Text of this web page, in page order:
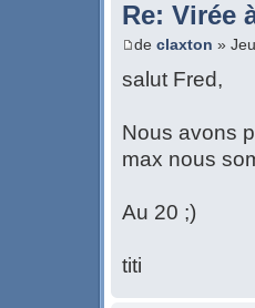
Re: Virée
de claxton »
salut Fred,
Nous avons
max nous
Au 20 ;)
titi